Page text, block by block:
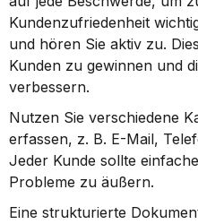
Kundenzufriedenheit
und hören Sie aktiv zu.
Kunden zu gewinnen und
verbessern.
Nutzen Sie verschiedene
erfassen, z. B. E-Mail,
Jeder Kunde sollte
Probleme zu äußern.
Eine strukturierte